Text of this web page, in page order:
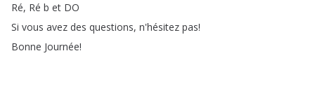
Ré, Ré b et DO
Si vous avez des questions, n'hésitez pas!
Bonne Journée!